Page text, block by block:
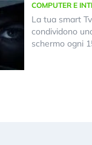
COMPUTER E
La tua smart
condividono
schermo ogni